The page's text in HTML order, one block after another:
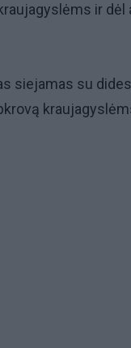
ir
siejamas su